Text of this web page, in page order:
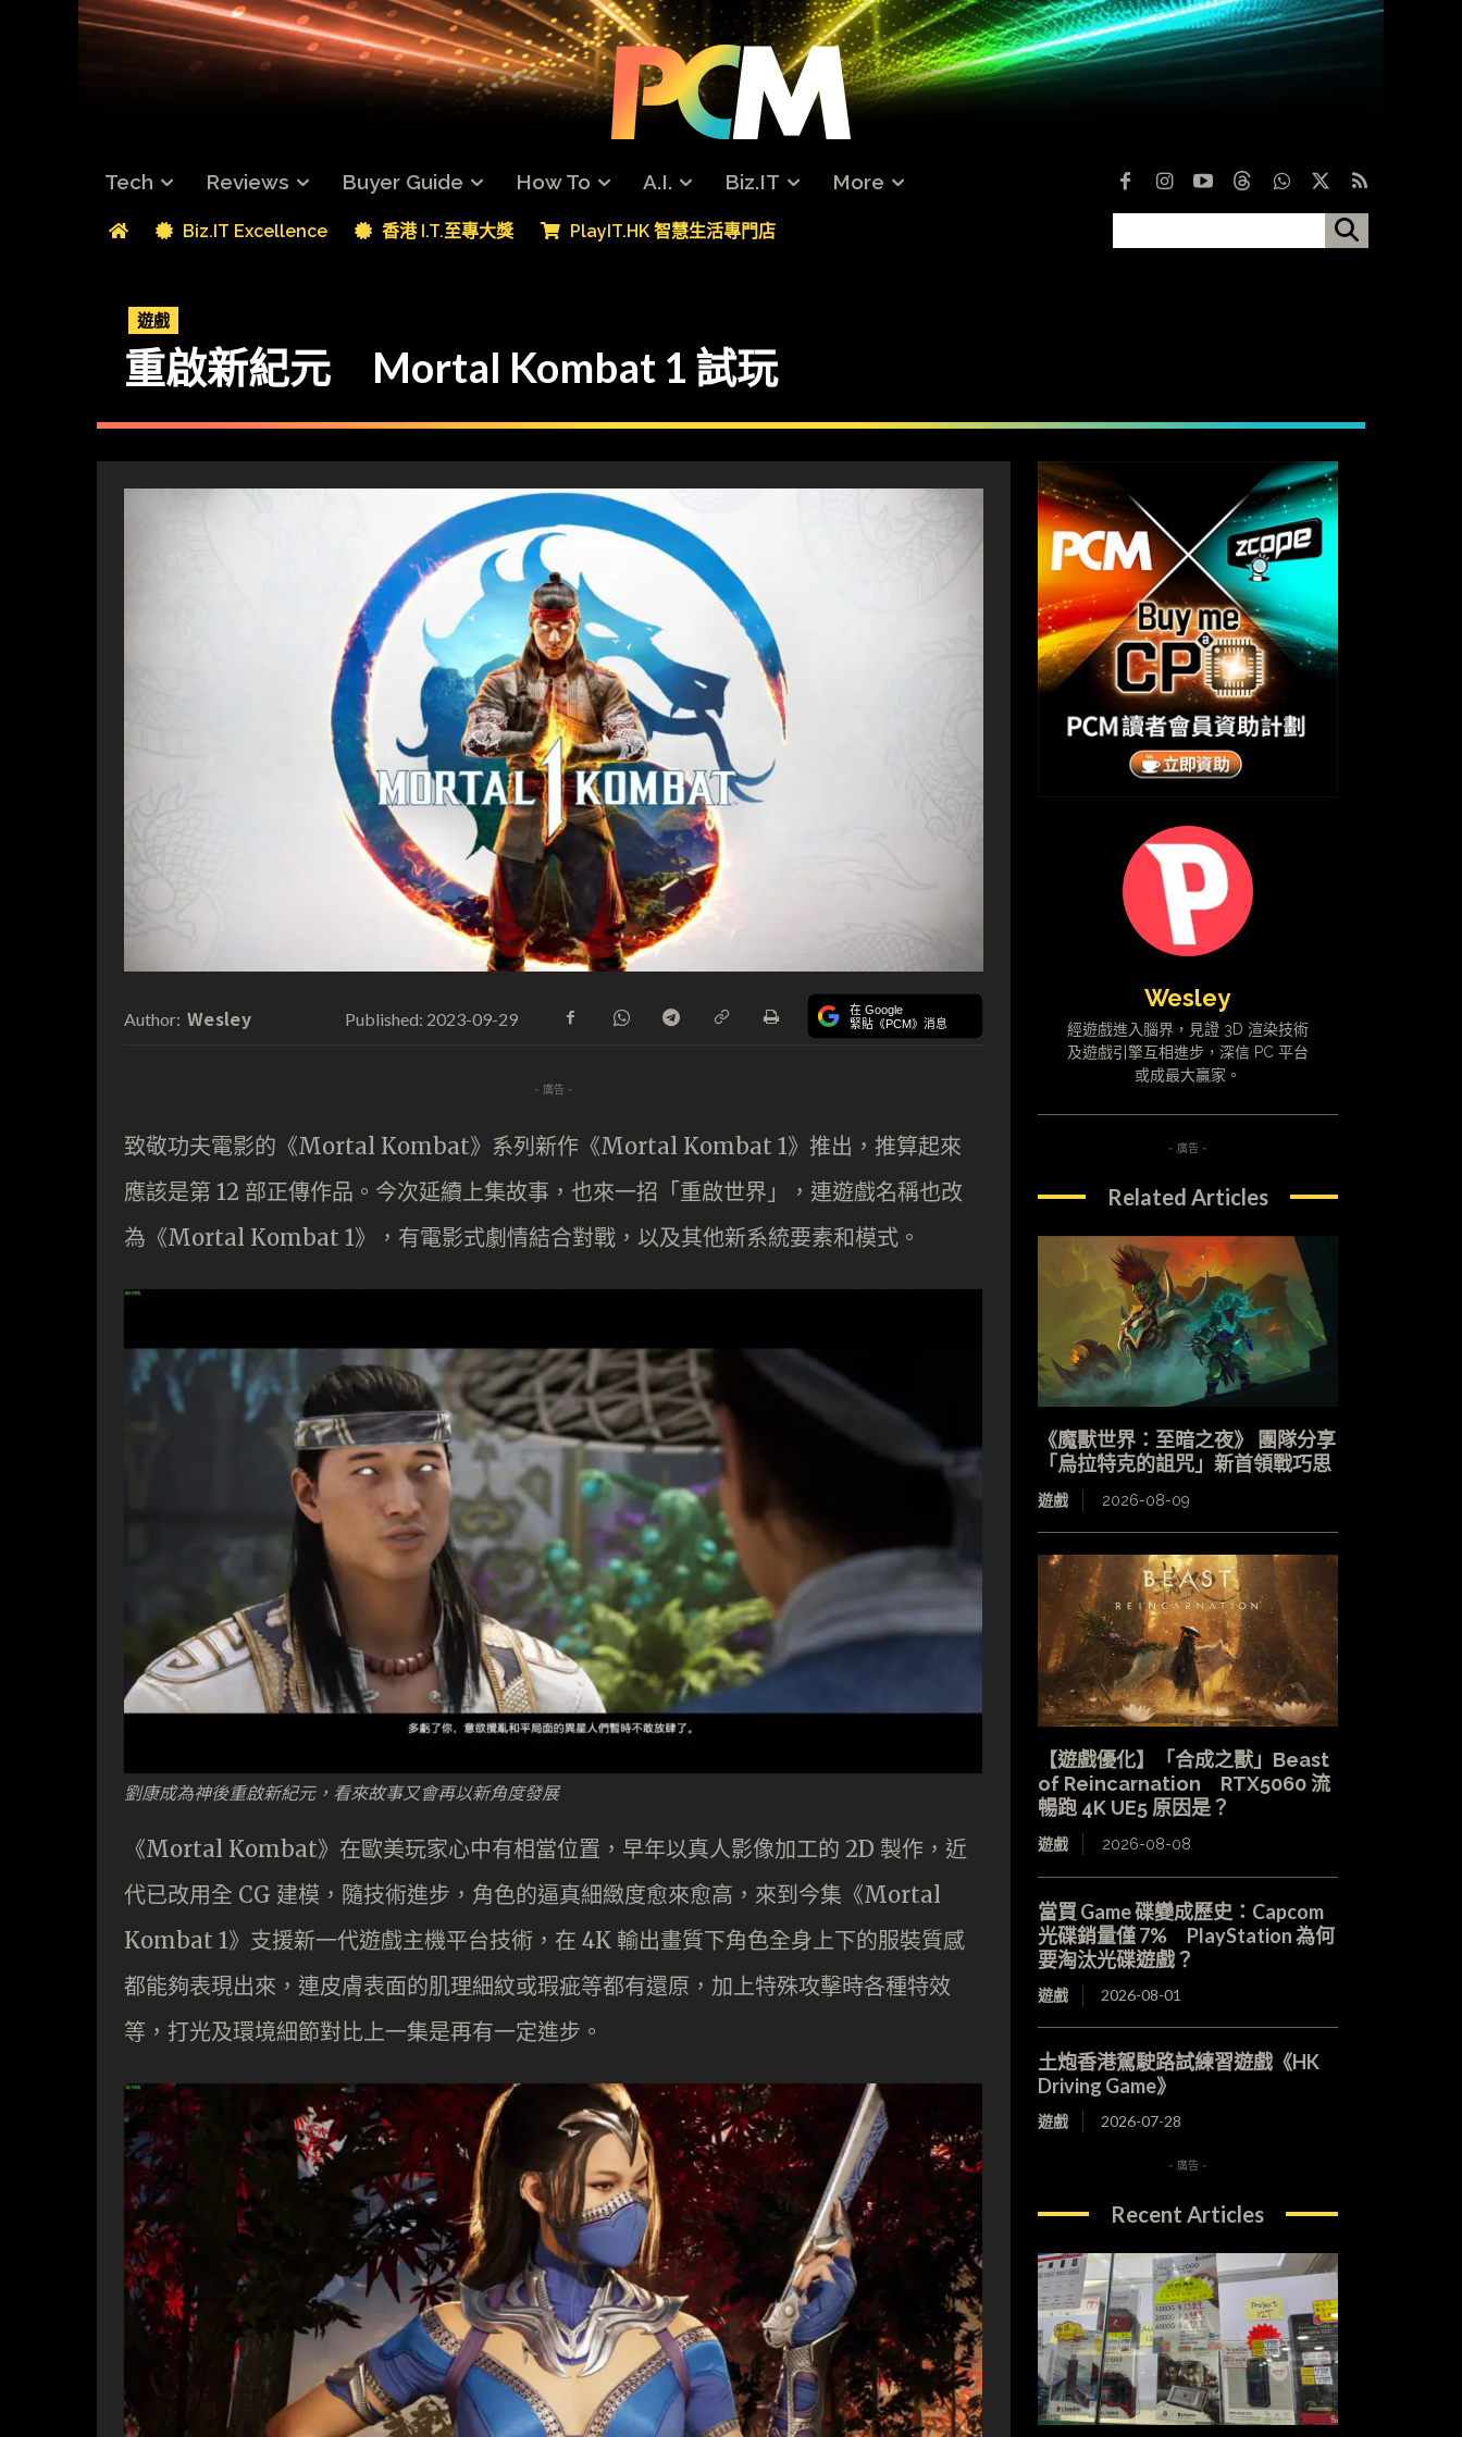
Tech Reviews Buyer Guide How To A.I. Biz.IT More
Biz.IT Excellence 香港 I.T.至專大獎 PlayIT.HK 智慧生活專門店
遊戲
重啟新紀元 Mortal Kombat 1 試玩
Author: Wesley Published: 2023-09-29 在 Google
緊貼《PCM》消息
- 廣告 -
致敬功夫電影的《Mortal Kombat》系列新作《Mortal Kombat 1》推出，推算起來
應該是第 12 部正傳作品。今次延續上集故事，也來一招「重啟世界」，連遊戲名稱也改
為《Mortal Kombat 1》，有電影式劇情結合對戰，以及其他新系統要素和模式。
劉康成為神後重啟新紀元，看來故事又會再以新角度發展
《Mortal Kombat》在歐美玩家心中有相當位置，早年以真人影像加工的 2D 製作，近
代已改用全 CG 建模，隨技術進步，角色的逼真細緻度愈來愈高，來到今集《Mortal
Kombat 1》支援新一代遊戲主機平台技術，在 4K 輸出畫質下角色全身上下的服裝質感
都能夠表現出來，連皮膚表面的肌理細紋或瑕疵等都有還原，加上特殊攻擊時各種特效
等，打光及環境細節對比上一集是再有一定進步。
Wesley
經遊戲進入腦界，見證 3D 渲染技術
及遊戲引擎互相進步，深信 PC 平台
或成最大贏家。
- 廣告 -
Related Articles
《魔獸世界：至暗之夜》 團隊分享
「烏拉特克的詛咒」新首領戰巧思
遊戲 2026-08-09
【遊戲優化】「合成之獸」Beast
of Reincarnation RTX5060 流
暢跑 4K UE5 原因是？
遊戲 2026-08-08
當買 Game 碟變成歷史：Capcom
光碟銷量僅 7% PlayStation 為何
要淘汰光碟遊戲？
遊戲 2026-08-01
土炮香港駕駛路試練習遊戲《HK
Driving Game》
遊戲 2026-07-28
- 廣告 -
Recent Articles